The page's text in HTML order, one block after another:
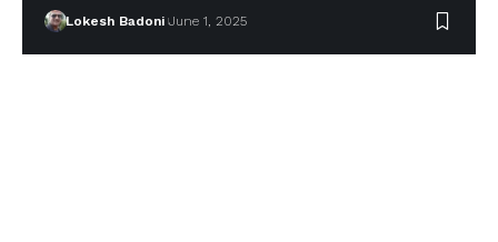
Lokesh Badoni June 1, 2025